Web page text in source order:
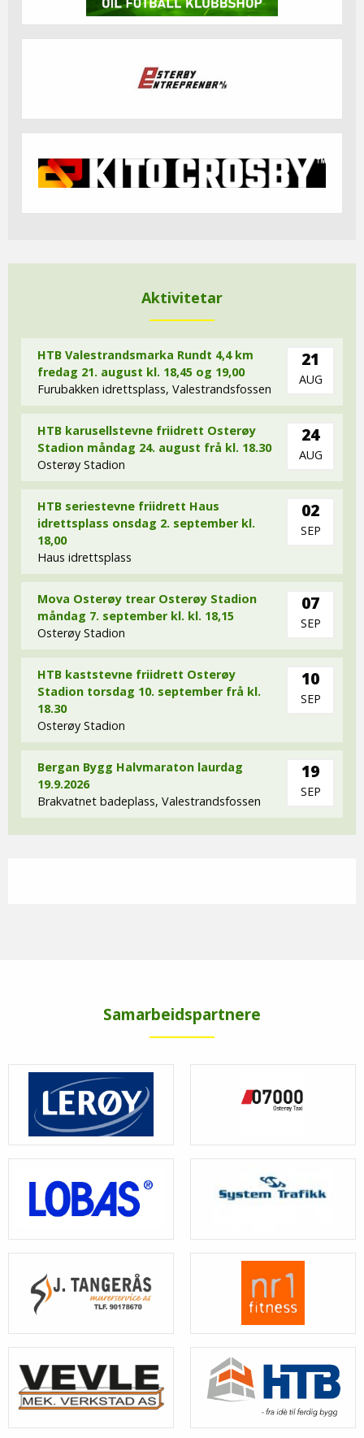
Aktivitetar
HTB Valestrandsmarka Rundt 4,4 km
fredag 21. august kl. 18,45 og 19,00
Furubakken idrettsplass, Valestrandsfossen
21
AUG
HTB karusellstevne friidrett Osterøy
Stadion måndag 24. august frå kl. 18.30
Osterøy Stadion
24
AUG
HTB seriestevne friidrett Haus
idrettsplass onsdag 2. september kl.
18,00
Haus idrettsplass
02
SEP
Mova Osterøy trear Osterøy Stadion
måndag 7. september kl. kl. 18,15
Osterøy Stadion
07
SEP
HTB kaststevne friidrett Osterøy
Stadion torsdag 10. september frå kl.
18.30
Osterøy Stadion
10
SEP
Bergan Bygg Halvmaraton laurdag
19.9.2026
Brakvatnet badeplass, Valestrandsfossen
19
SEP
Samarbeidspartnere